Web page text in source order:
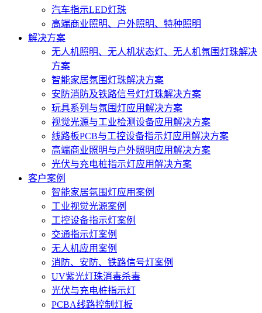
汽车指示LED灯珠
高端商业照明、户外照明、特种照明
解决方案
无人机照明、无人机状态灯、无人机氛围灯珠解决
方案
智能家居氛围灯珠解决方案
安防消防及铁路信号灯灯珠解决方案
玩具系列与氛围灯应用解决方案
视觉光源与工业检测设备应用解决方案
线路板PCB与工控设备指示灯应用解决方案
高端商业照明与户外照明应用解决方案
光伏与充电桩指示灯应用解决方案
客户案例
智能家居氛围灯应用案例
工业视觉光源案例
工控设备指示灯案例
交通指示灯案例
无人机应用案例
消防、安防、铁路信号灯案例
UV紫光灯珠消毒杀毒
光伏与充电桩指示灯
PCBA线路控制灯板